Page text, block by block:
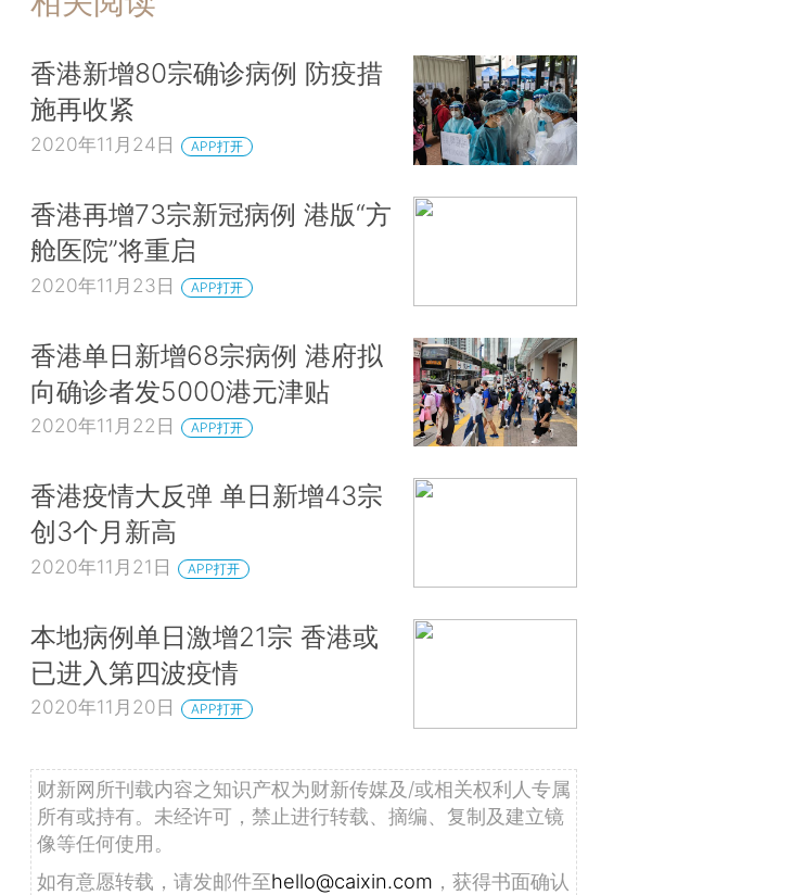
香港新增80宗确诊病例 防疫措
施再收紧
2020年11月24日 APP打开
香港再增73宗新冠病例 港版“方
舱医院”将重启
2020年11月23日 APP打开
香港单日新增68宗病例 港府拟
向确诊者发5000港元津贴
2020年11月22日 APP打开
香港疫情大反弹 单日新增43宗
创3个月新高
2020年11月21日 APP打开
本地病例单日激增21宗 香港或
已进入第四波疫情
2020年11月20日 APP打开
财新网所刊载内容之知识产权为财新传媒及/或相关权利人专属
所有或持有。未经许可，禁止进行转载、摘编、复制及建立镜
像等任何使用。
如有意愿转载，请发邮件至hello@caixin.com ，获得书面确认